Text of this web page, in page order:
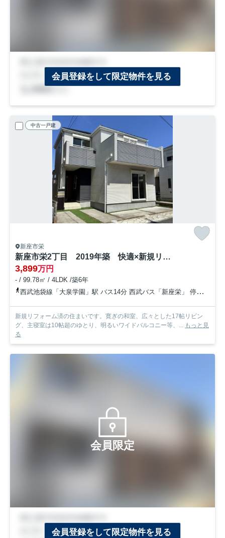
会員登録をして限定物件を見る
中古一戸建
新座市栄
新座市栄2丁目 2019年築 快適×新規リフォーム住宅
3,899万円
- / 99.78㎡ / 4LDK /築6年
西武池袋線「大泉学園」駅 バス14分 西武バス「新座栄」 停歩4分
新規リフォーム済の住まいです。寛ぎの和室、広々とした17帖リビン
グ、主寝室は10帖超のゆとり、明るいワイドバルコニー等、... もっと見
る
会員限定
会員登録をして限定物件を見る